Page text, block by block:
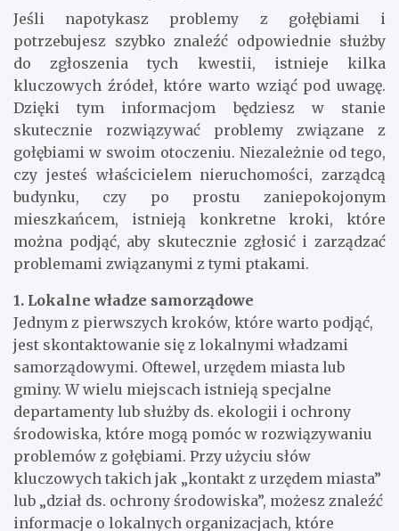
Jeśli napotykasz problemy z gołębiami i
potrzebujesz szybko znaleźć odpowiednie służby
do zgłoszenia tych kwestii, istnieje kilka
kluczowych źródeł, które warto wziąć pod uwagę.
Dzięki tym informacjom będziesz w stanie
skutecznie rozwiązywać problemy związane z
gołębiami w swoim otoczeniu. Niezależnie od tego,
czy jesteś właścicielem nieruchomości, zarządcą
budynku, czy po prostu zaniepokojonym
mieszkańcem, istnieją konkretne kroki, które
można podjąć, aby skutecznie zgłosić i zarządzać
problemami związanymi z tymi ptakami.
1. Lokalne władze samorządowe
Jednym z pierwszych kroków, które warto podjąć,
jest skontaktowanie się z lokalnymi władzami
samorządowymi. Oftewel, urzędem miasta lub
gminy. W wielu miejscach istnieją specjalne
departamenty lub służby ds. ekologii i ochrony
środowiska, które mogą pomóc w rozwiązywaniu
problemów z gołębiami. Przy użyciu słów
kluczowych takich jak „kontakt z urzędem miasta”
lub „dział ds. ochrony środowiska”, możesz znaleźć
informacje o lokalnych organizacjach, które